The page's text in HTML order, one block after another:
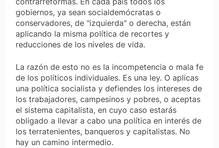
gobiernos, ya sean socialdemócratas o
conservadores, de "izquierda" o derecha, están
aplicando la misma política de recortes y
reducciones de los niveles de vida.
La razón de esto no es la incompetencia o mala fe
de los políticos individuales. Es una ley. O aplicas
una política socialista y defiendes los intereses de
los trabajadores, campesinos y pobres, o aceptas
el sistema capitalista, en cuyo caso estarás
obligado a llevar a cabo una política en interés de
los terratenientes, banqueros y capitalistas. No
hay un camino intermedio.